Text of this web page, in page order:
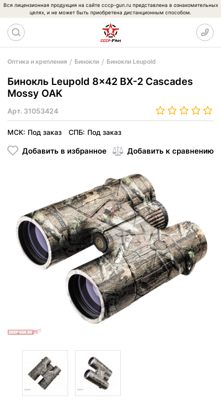
Вся лицензионная продукция на сайте cccp-gun.ru представлена в ознакомительных
целях, и не может быть приобретена дистанционным способом.
Оптика и крепления Бинокли Бинокли Leupold
Бинокль Leupold 8x42 BX-2 Cascades
Mossy OAK
Арт. 31053424
МСК: Под заказ СПБ: Под заказ
Добавить в избранное Добавить к сравнению